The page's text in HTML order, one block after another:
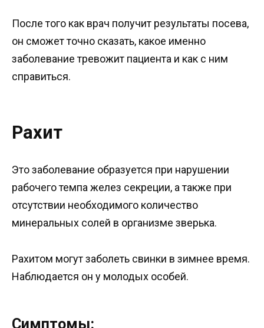
После того как врач получит результаты посева,
он сможет точно сказать, какое именно
заболевание тревожит пациента и как с ним
справиться.
Рахит
Это заболевание образуется при нарушении
рабочего темпа желез секреции, а также при
отсутствии необходимого количество
минеральных солей в организме зверька.
Рахитом могут заболеть свинки в зимнее время.
Наблюдается он у молодых особей.
Симптомы: